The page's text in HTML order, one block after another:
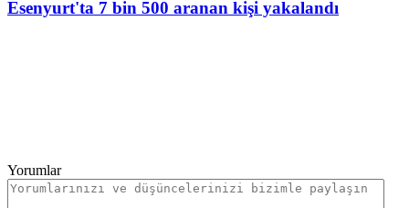
Esenyurt'ta 7 bin 500 aranan kişi yakalandı
Yorumlar